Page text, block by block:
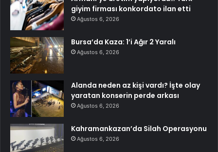
giyim firması konkordato ilan etti
Ağustos 6, 2026
Bursa’da Kaza: 1’i Ağır 2 Yaralı
Ağustos 6, 2026
Alanda neden az kişi vardı? İşte olay
yaratan konserin perde arkası
Ağustos 6, 2026
Kahramankazan’da Silah Operasyonu
Ağustos 6, 2026